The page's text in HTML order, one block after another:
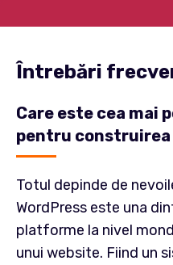
afacerii tale.
noastră.
Întrebări
Care este cea
pentru
Totul depinde de
WordPress este una
platforme la nivel
unui website. Fiind un